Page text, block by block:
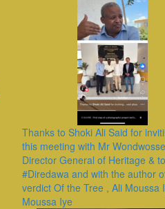
Thanks to Shoki Ali Said for
this meeting with Mr
Director General of Heritage &
#Diredawa and with the author
verdict Of the Tree , Ali Moussa
Moussa Iye